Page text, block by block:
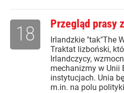
Przegląd prasy
Irlandzkie "tak"The
Traktat lizboński,
Irlandczycy,
mechanizmy w Unii
instytucjach. Unia
m.in. na polu
18